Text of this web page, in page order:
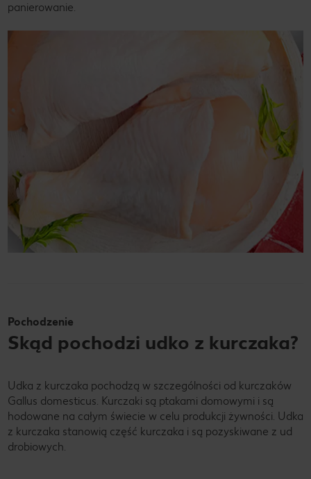
panierowanie.
Pochodzenie
Skąd pochodzi udko z kurczaka?
Udka z kurczaka pochodzą w szczególności od kurczaków
Gallus domesticus. Kurczaki są ptakami domowymi i są
hodowane na całym świecie w celu produkcji żywności. Udka
z kurczaka stanowią część kurczaka i są pozyskiwane z ud
drobiowych.